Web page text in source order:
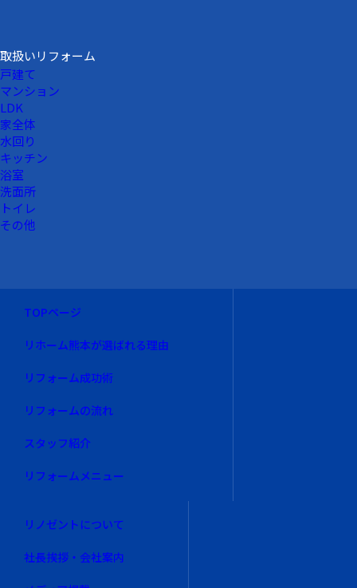
取扱いリフォーム
戸建て
マンション
LDK
家全体
水回り
キッチン
浴室
洗面所
トイレ
その他
TOPページ
リホーム熊本が選ばれる理由
リフォーム成功術
リフォームの流れ
スタッフ紹介
リフォームメニュー
リノゼントについて
社長挨拶・会社案内